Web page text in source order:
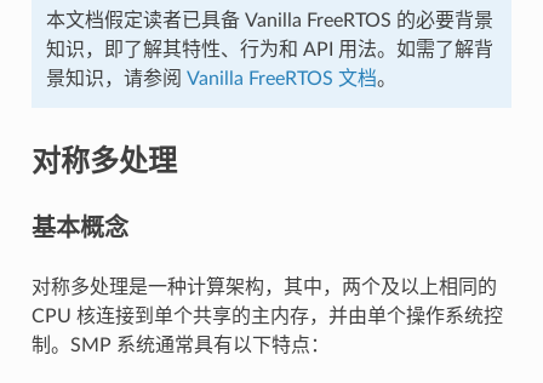
本文档假定读者已具备 Vanilla FreeRTOS 的必要背景
知识，即了解其特性、行为和 API 用法。如需了解背
景知识，请参阅 Vanilla FreeRTOS 文档。
对称多处理
基本概念
对称多处理是一种计算架构，其中，两个及以上相同的
CPU 核连接到单个共享的主内存，并由单个操作系统控
制。SMP 系统通常具有以下特点：